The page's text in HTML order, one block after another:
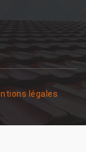
légales